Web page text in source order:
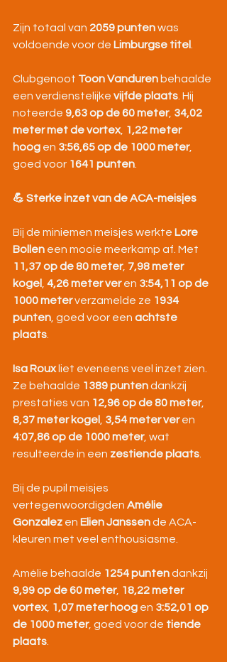
Zijn totaal van 2059 punten was
voldoende voor de Limburgse titel
Clubgenoot Toon Vanduren behaalde
een verdienstelijke vijfde plaats . Hij
noteerde 9,63 op de 60 meter, 34,02
meter met de vortex, 1,22 meter
hoog en 3:56,65 op de 1000 meter,
goed voor 1641 punten
💪 Sterke inzet van de ACA-meisjes
Bij de miniemen meisjes werkte Lore
Bollen een mooie meerkamp af. Met
11,37 op de 80 meter, 7,98 meter
kogel
4,26 meter ver en 3:54,11 op de
1000 meter verzamelde ze 1934
punten , goed voor een achtste
plaats
Isa Roux liet eveneens veel inzet zien.
Ze behaalde 1389 punten dankzij
prestaties van 12,96 op de 80 meter,
8,37 meter kogel
3,54 meter ver en
4:07,86 op de 1000 meter, wat
resulteerde in een zestiende plaats
Bij de pupil meisjes
vertegenwoordigden Amélie
Gonzalez en Elien Janssen de ACA-
kleuren met veel enthousiasme.
Amélie behaalde 1254 punten dankzij
9,99 op de 60 meter, 18,22 meter
vortex, 1,07 meter hoog en 3:52,01 op
de 1000 meter, goed voor de tiende
plaats